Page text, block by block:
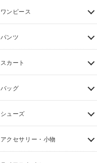
ワンピース
パンツ
スカート
バッグ
シューズ
アクセサリー・小物